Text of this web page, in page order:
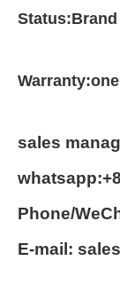
Status:Brand
sales
Phone/
E-mail: